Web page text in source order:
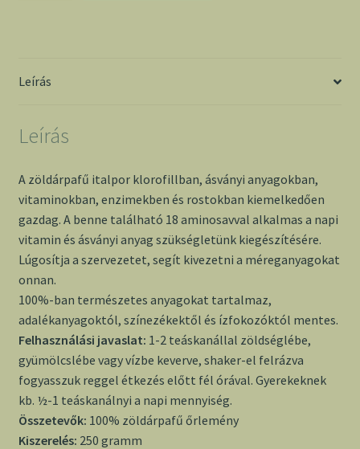
mennyiség
Leírás
Leírás
A zöldárpafű italpor klorofillban, ásványi anyagokban,
vitaminokban, enzimekben és rostokban kiemelkedően
gazdag. A benne található 18 aminosavval alkalmas a napi
vitamin és ásványi anyag szükségletünk kiegészítésére.
Lúgosítja a szervezetet, segít kivezetni a méreganyagokat
onnan.
100%-ban természetes anyagokat tartalmaz,
adalékanyagoktól, színezékektől és ízfokozóktól mentes.
Felhasználási javaslat: 1-2 teáskanállal zöldséglébe,
gyümölcslébe vagy vízbe keverve, shaker-el felrázva
fogyasszuk reggel étkezés előtt fél órával. Gyerekeknek
kb. ½-1 teáskanálnyi a napi mennyiség.
Összetevők: 100% zöldárpafű őrlemény
Kiszerelés: 250 gramm